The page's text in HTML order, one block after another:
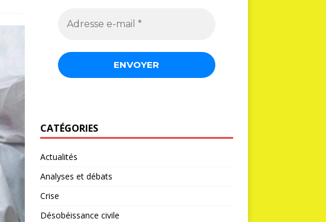
CATÉGORIES
Actualités
Analyses et débats
Crise
Désobéissance civile